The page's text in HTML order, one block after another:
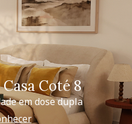
Coté 8
em dose dupla